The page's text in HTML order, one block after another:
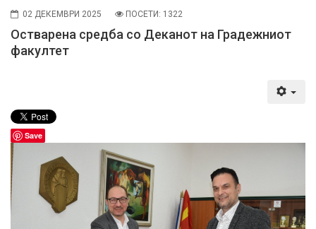
02 ДЕКЕМВРИ 2025 ПОСЕТИ: 1322
Остварена средба со Деканот на Градежниот
факултет
Save